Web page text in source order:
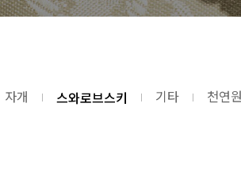
자개 스와로브스키 기타 천연